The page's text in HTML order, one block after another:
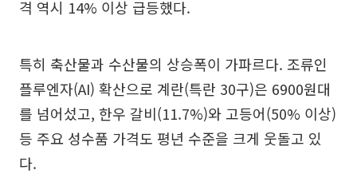
격 역시 14% 이상 급등했다.
특히 축산물과 수산물의 상승폭이 가파르다. 조류인
플루엔자(AI) 확산으로 계란(특란 30구)은 6900원대
를 넘어섰고, 한우 갈비(11.7%)와 고등어(50% 이상)
등 주요 성수품 가격도 평년 수준을 크게 웃돌고 있
다.